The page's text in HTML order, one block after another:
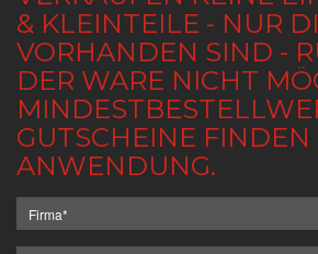
& KLEINTEILE - NUR
VORHANDEN SIND -
DER WARE NICHT
GUTSCHEINE FINDEN
ANWENDUNG.